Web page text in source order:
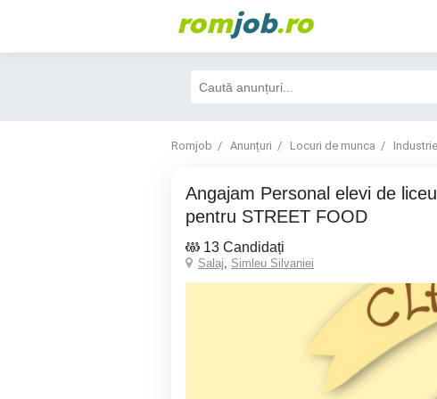
romjob.ro
Romjob Anunțuri Locuri de munca
Angajam Personal elevi de liceu fete si baieti
pentru STREET FOOD
13 Candidați
Salaj, Simleu Silvaniei